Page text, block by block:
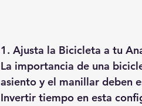
1. Ajusta la Bicicleta a tu
La importancia de una
asiento y el manillar deben
Invertir tiempo en esta